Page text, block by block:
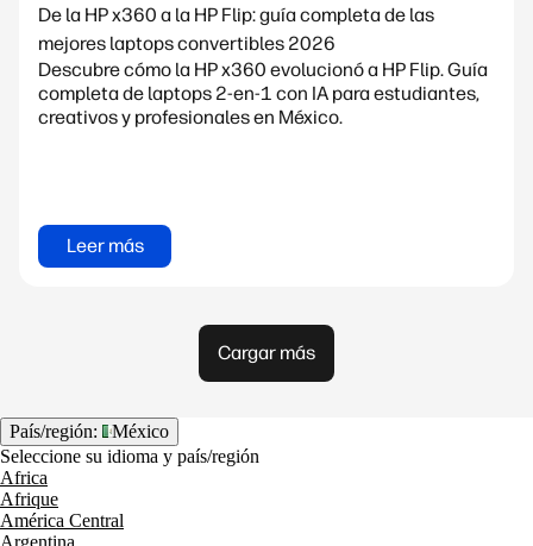
De la HP x360 a la HP Flip: guía completa de las
mejores laptops convertibles 2026
Descubre cómo la HP x360 evolucionó a HP Flip. Guía
completa de laptops 2-en-1 con IA para estudiantes,
creativos y profesionales en México.
Leer más
Cargar más
País/región:
México
Seleccione su idioma y país/región
Africa
Afrique
América Central
Argentina